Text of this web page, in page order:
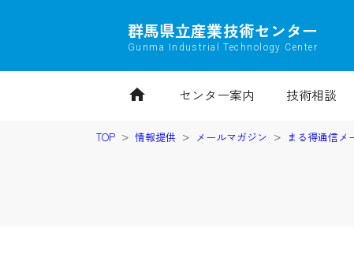
群馬県立産業技術センター
Gunma Industrial Technology Center
home センター案内 技術相談
TOP 情報提供 メールマガジン まる得通信メ